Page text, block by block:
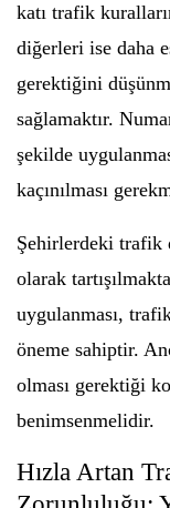
katı trafik
diğerleri ise daha
gerektiğini
sağlamaktır.
şekilde
kaçınılması
Şehirlerdeki trafik
olarak
uygulanması,
öneme sahiptir.
olması gerektiği
benimsenmelidir.
Hızla Artan